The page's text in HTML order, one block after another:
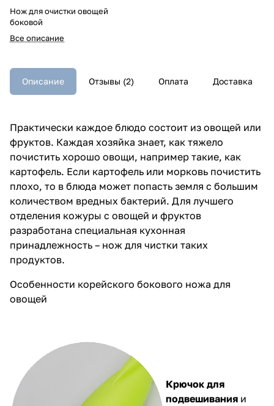
Нож для очистки овощей
боковой
Все описание
Описание Отзывы (2) Оплата Доставка
Практически каждое блюдо состоит из овощей или
фруктов. Каждая хозяйка знает, как тяжело
почистить хорошо овощи, например такие, как
картофель. Если картофель или морковь почистить
плохо, то в блюда может попасть земля с большим
количеством вредных бактерий. Для лучшего
отделения кожуры с овощей и фруктов
разработана специальная кухонная
принадлежность – нож для чистки таких
продуктов.
Особенности корейского бокового ножа для
овощей
Крючок для
подвешивания и